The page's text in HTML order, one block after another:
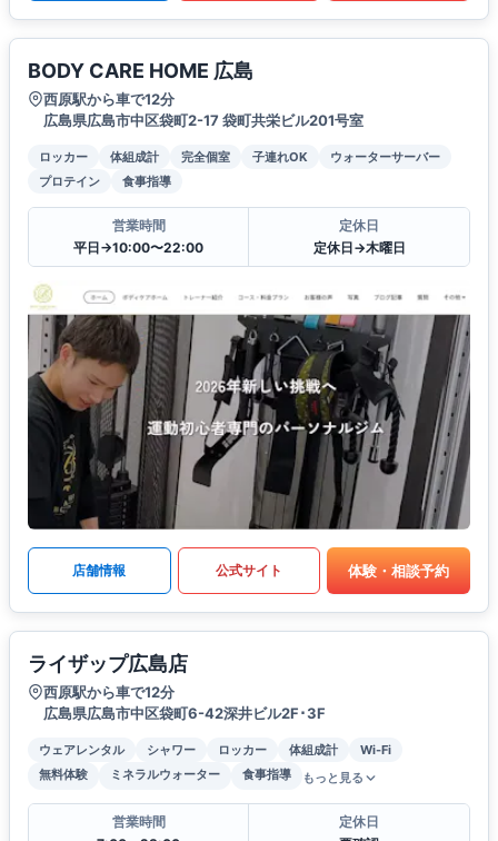
BODY CARE HOME 広島
西原駅から車で12分
広島県広島市中区袋町2-17 袋町共栄ビル201号室
ロッカー 体組成計 完全個室 子連れOK
ウォーターサーバー
プロテイン
食事指導
営業時間
平日→10:00〜22:00
定休日
定休日→木曜日
店舗情報 公式サイト 体験・相談予約
ライザップ広島店
西原駅から車で12分
広島県広島市中区袋町6-42深井ビル2F･3F
ウェアレンタル シャワー ロッカー 体組成計
Wi-Fi
無料体験
ミネラルウォーター 食事指導 もっと見る
営業時間
定休日